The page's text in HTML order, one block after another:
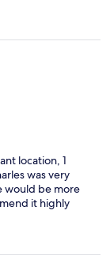
location, 1
was very
would be more
it highly